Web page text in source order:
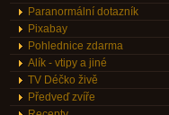
Paranormální dotazník
Pixabay
Pohlednice zdarma
Alík - vtipy a jiné
TV Déčko živě
Předveď zvíře